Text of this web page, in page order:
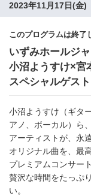
2023年11月17日(金)
このプログラムは終了
いずみホールジ
小沼ようすけ×
スペシャルゲス
小沼ようすけ（ギタ
アノ、ボーカル）ら
アーティストが、永
オリジナル曲を、最
プレミアムコンサート
贅沢な時間をたっぷ
い。